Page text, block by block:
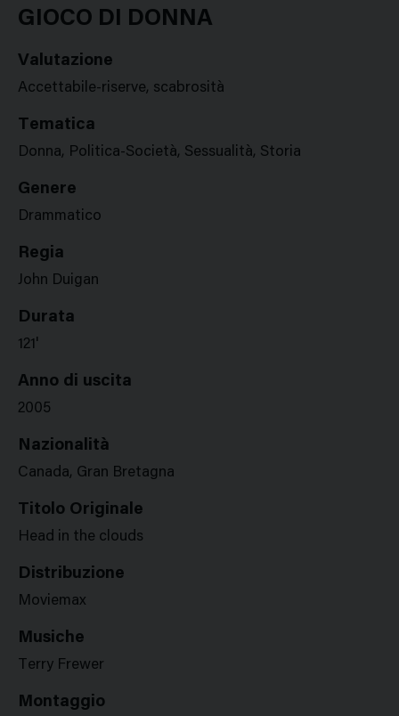
Plus
GIOCO DI DONNA
Valutazione
Accettabile-riserve, scabrosità
Tematica
Donna, Politica-Società, Sessualità, Storia
Genere
Drammatico
Regia
John Duigan
Durata
121'
Anno di uscita
2005
Nazionalità
Canada, Gran Bretagna
Titolo Originale
Head in the clouds
Distribuzione
Moviemax
Musiche
Terry Frewer
Montaggio